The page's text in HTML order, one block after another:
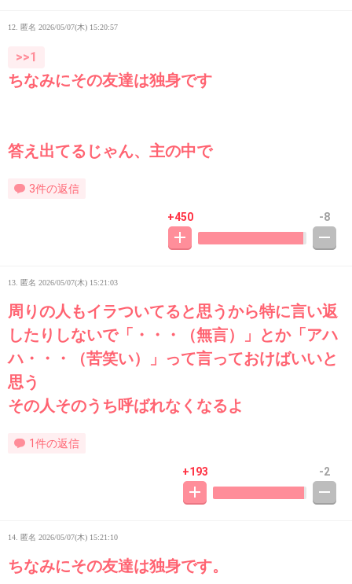
12. 匿名 2026/05/07(木) 15:20:57
>>1
ちなみにその友達は独身です
答え出てるじゃん、主の中で
3件の返信
+450 -8
13. 匿名 2026/05/07(木) 15:21:03
周りの人もイラついてると思うから特に言い返
したりしないで「・・・（無言）」とか「アハ
ハ・・・（苦笑い）」って言っておけばいいと
思う
その人そのうち呼ばれなくなるよ
1件の返信
+193 -2
14. 匿名 2026/05/07(木) 15:21:10
ちなみにその友達は独身です。